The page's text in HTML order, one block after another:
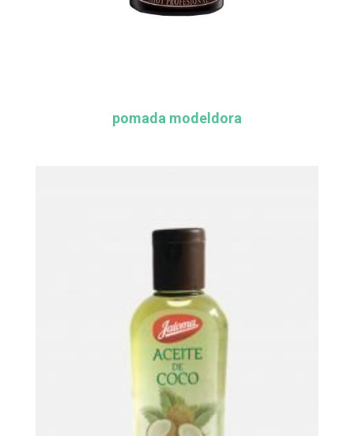
pomada modeldora